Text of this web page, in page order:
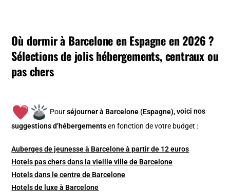
Où dormir à Barcelone en Espagne en 2026 ?
Sélections de jolis hébergements, centraux ou
pas chers
Pourséjourner à Barcelone (Espagne), voici nos
suggestions d’hébergements en fonction de votre budget :
Auberges de jeunesse à Barcelone à partir de 12 euros
Hotels pas chers dans la vieille ville de Barcelone
Hotels dans le centre de Barcelone
Hotels de luxe à Barcelone